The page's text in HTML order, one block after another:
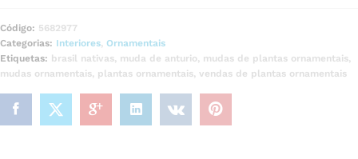
Código: 5682977
Categorias: Interiores, Ornamentais
Etiquetas: brasil nativas, muda de anturio, mudas de plantas ornamentais,
mudas ornamentais, plantas ornamentais, vendas de plantas ornamentais